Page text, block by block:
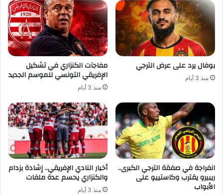
بوفال يرد على عرض الترجي
منذ 3 أيام
مفاجآت الكنزاري في تشكيل
الإفريقي التونسي للموسم الجديد
منذ 3 أيام
انفراجة في صفقة الترجي الكبرى..
ريبيرو يقترب وكاستييو على
الأبواب
أخبار النادي الإفريقي.. إشادة بزدام
والكنزاري يحسم عدة ملفات
منذ 3 أيام